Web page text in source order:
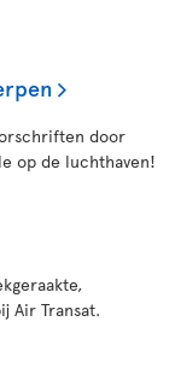
door
op de luchthaven!
Air Transat.